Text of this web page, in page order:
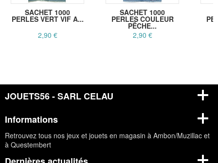
SACHET 1000
PERLES VERT VIF A...
2,90 €
SACHET 1000
PERLES COULEUR
PÊCHE...
2,90 €
JOUETS56 - SARL CELAU
Informations
Retrouvez tous nos jeux et jouets en magasin à Ambon/Muzillac et
à Questembert